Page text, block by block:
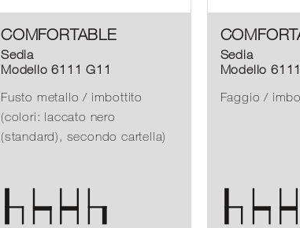
COMFORTABLE
Sedia
Modello 6111 G11
Fusto metallo / imbottito
(colori: laccato nero
(standard), secondo cartella)
Sedia
Modello
Faggio /